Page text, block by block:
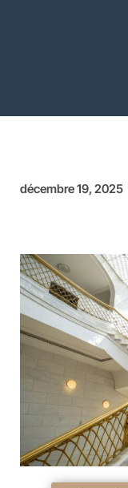
décembre 19, 2025